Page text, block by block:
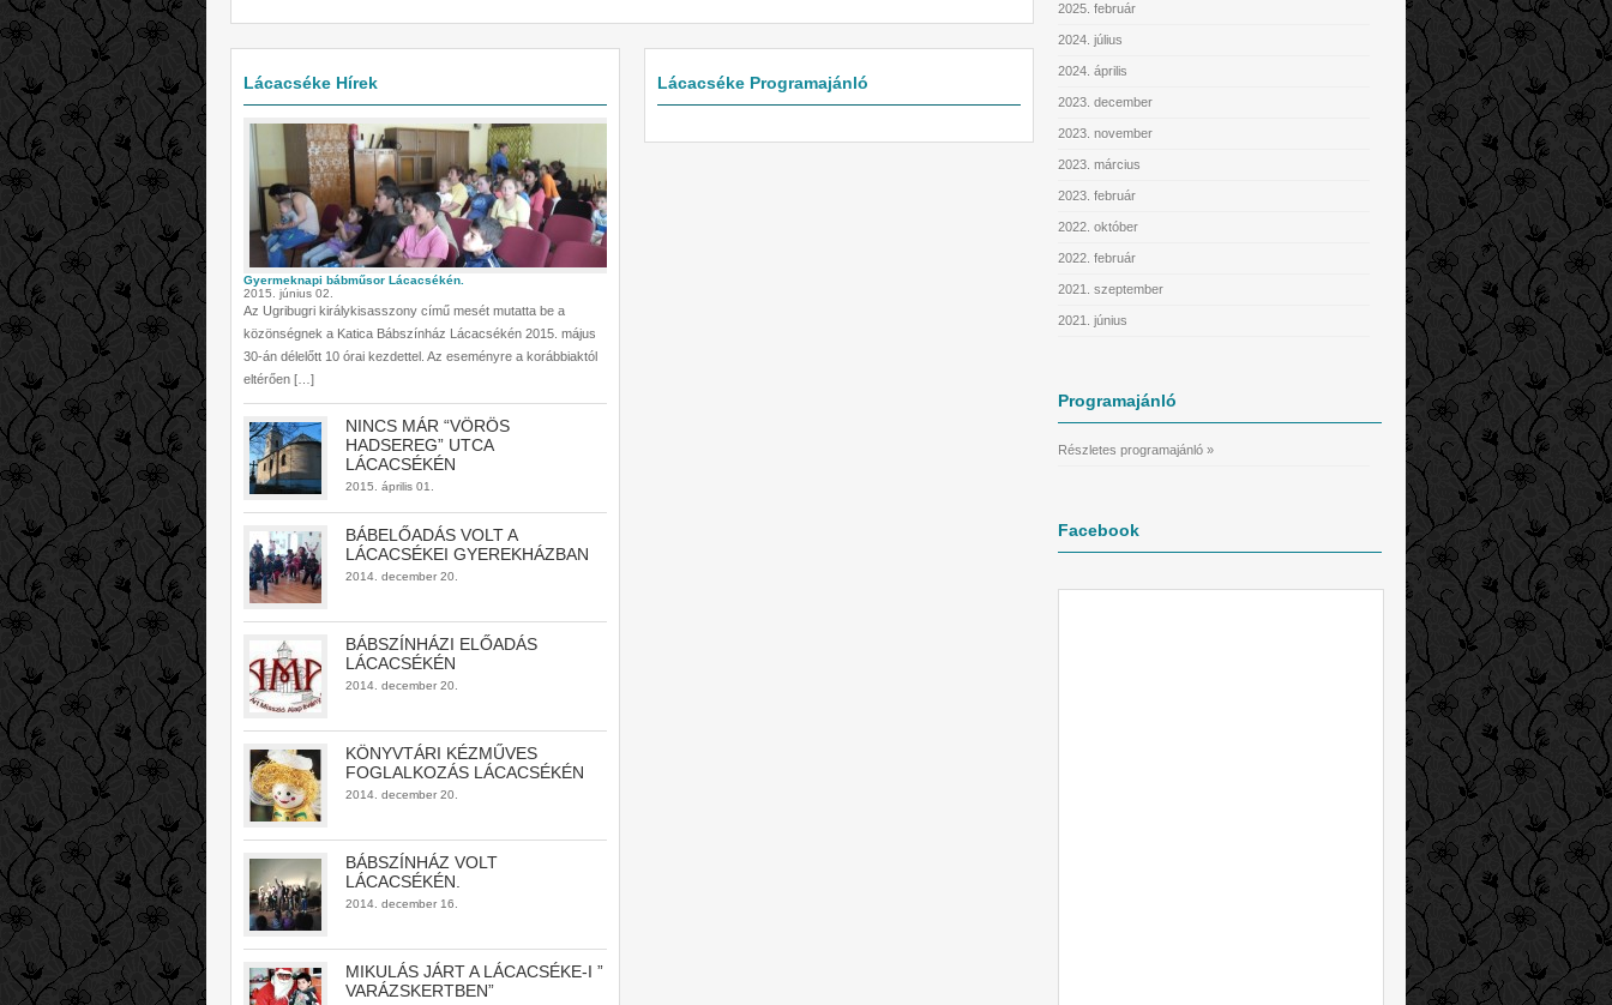
Lácacséke Hírek
Gyermeknapi bábműsor Lácacsékén.
2015. június 02.
Az Ugribugri királykisasszony című mesét mutatta be a
közönségnek a Katica Bábszínház Lácacsékén 2015. május
30-án délelőtt 10 órai kezdettel. Az eseményre a korábbiaktól
eltérően […]
NINCS MÁR “VÖRÖS
HADSEREG” UTCA
LÁCACSÉKÉN
2015. április 01.
BÁBELŐADÁS VOLT A
LÁCACSÉKEI GYEREKHÁZBAN
2014. december 20.
BÁBSZÍNHÁZI ELŐADÁS
LÁCACSÉKÉN
2014. december 20.
KÖNYVTÁRI KÉZMŰVES
FOGLALKOZÁS LÁCACSÉKÉN
2014. december 20.
BÁBSZÍNHÁZ VOLT
LÁCACSÉKÉN.
2014. december 16.
MIKULÁS JÁRT A LÁCACSÉKE-I ”
VARÁZSKERTBEN”
Lácacséke Programajánló
2025. február
2024. július
2024. április
2023. december
2023. november
2023. március
2023. február
2022. október
2022. február
2021. szeptember
2021. június
Programajánló
Részletes programajánló »
Facebook